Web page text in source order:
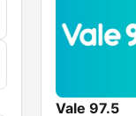
Vale 97.5